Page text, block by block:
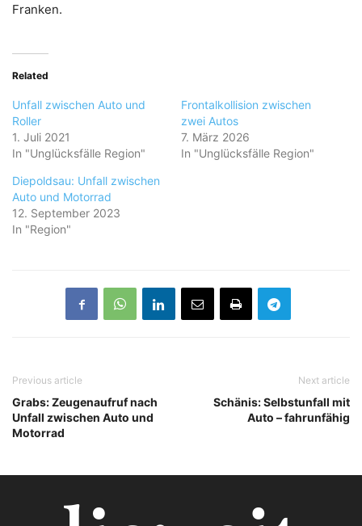
Franken.
Related
Unfall zwischen Auto und
Roller
1. Juli 2021
In "Unglücksfälle Region"
Frontalkollision zwischen
zwei Autos
7. März 2026
In "Unglücksfälle Region"
Diepoldsau: Unfall zwischen
Auto und Motorrad
12. September 2023
In "Region"
Previous article
Grabs: Zeugenaufruf nach
Unfall zwischen Auto und
Motorrad
Next article
Schänis: Selbstunfall mit
Auto – fahrunfähig